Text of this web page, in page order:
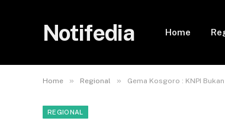
Notifedia Home
Home » Regional » Gema Kosgoro : KNPI
REGIONAL